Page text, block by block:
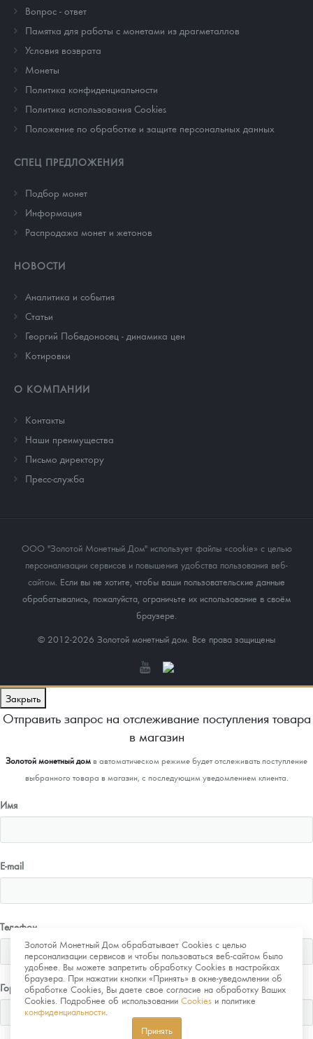
Вопрос - ответ
Памятка для работы с монетами из драгметаллов
Условия возврата
Монеты
Политика конфиденциальности
Политика использования Cookies
Положение по обработке и защите персональных данных
СПЕЦ ПРЕДЛОЖЕНИЯ
Подбор монет
Информация
Распродажа монет и жетонов
НОВОСТИ
Аналитика и события
Cтатьи
Георгий Победоносец - динамика цен
Котировки
О КОМПАНИИ
Контакты
Наши преимущества
Письмо директору
Пресс-служба
ООО "Золотой Монетный Дом" использует файлы «cookie» с целью
персонализации сервисов и повышения удобства пользования веб-
сайтом . Если вы не хотите, чтобы ваши пользовательские данные
обрабатывались, пожалуйста, ограничьте их использование в своём
браузере.
© 2012-2026 Золотой монетный дом. Все права защищены
Золотой Монетный Дом обрабатывает Cookies с целью
персонализации сервисов и чтобы пользоваться веб-сайтом было
удобнее. Вы можете запретить обработку Cookies в настройках
браузера. При нажатии кнопки «Принять» в окне-уведомлении об
обработке Cookies, Вы даете свое согласие на обработку Ваших
Cookies. Подробнее об использовании Cookies и политике
конфиденциальности
Принять
Закрыть
Отправить запрос на отслеживание поступления товара
в магазин
Золотой монетный домв автоматическом режиме будет отслеживать поступление
выбранного товара в магазин, с последующим уведомлением клиента.
Имя
E-mail
Телефон
Город